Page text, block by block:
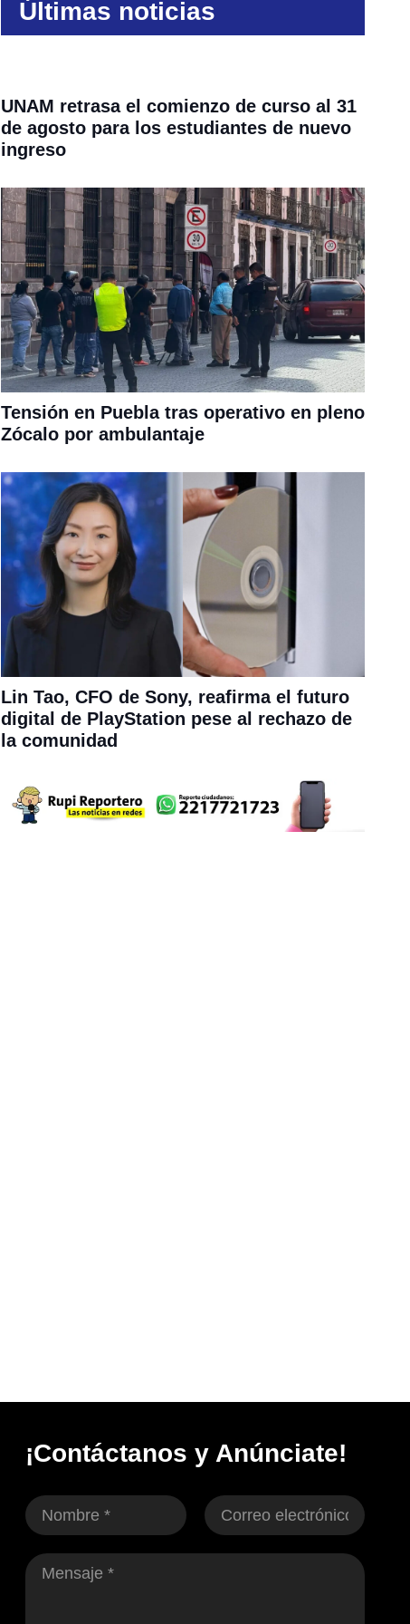
Últimas noticias
UNAM retrasa el comienzo de curso al 31
de agosto para los estudiantes de nuevo
ingreso
Tensión en Puebla tras operativo en pleno
Zócalo por ambulantaje
Lin Tao, CFO de Sony, reafirma el futuro
digital de PlayStation pese al rechazo de
la comunidad
¡Contáctanos y Anúnciate!